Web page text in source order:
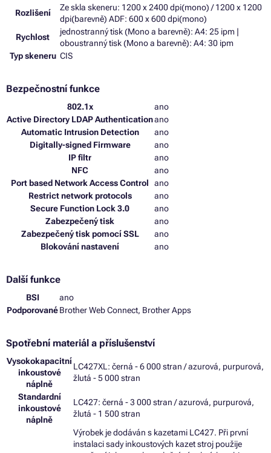
Rozlišení
Ze skla skeneru: 1200 x 2400 dpi(mono) / 1200 x 1200
dpi(barevně) ADF: 600 x 600 dpi(mono)
Rychlost
jednostranný tisk (Mono a barevně): A4: 25 ipm |
oboustranný tisk (Mono a barevně): A4: 30 ipm
Typ skeneru CIS
Bezpečnostní funkce
802.1x
ano
Active Directory LDAP Authenticationano
Automatic Intrusion Detection
ano
Digitally-signed Firmware
ano
IP filtr
ano
NFC
ano
Port based Network Access Control
ano
Restrict network protocols
ano
Secure Function Lock 3.0
ano
Zabezpečený tisk
ano
Zabezpečený tisk pomocí SSL
ano
Blokování nastavení
ano
Další funkce
BSI
ano
PodporovanéBrother Web Connect, Brother Apps
Spotřební materiál a příslušenství
Vysokokapacitní
inkoustové
náplně
LC427XL: černá - 6 000 stran / azurová, purpurová,
žlutá - 5 000 stran
Standardní
inkoustové
náplně
LC427: černá - 3 000 stran / azurová, purpurová,
žlutá - 1 500 stran
Výrobek je dodáván s kazetami LC427. Při první
instalaci sady inkoustových kazet stroj použije